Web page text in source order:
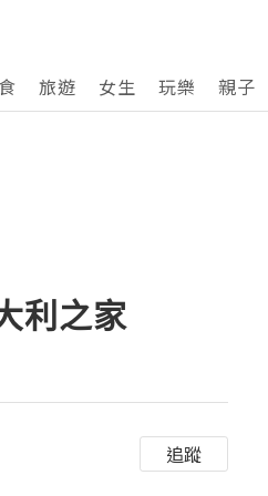
旅遊 女生 玩樂 親子
利之家
追蹤